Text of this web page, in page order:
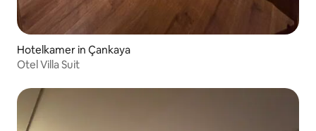
Hotelkamer in Çankaya
Otel Villa Suit